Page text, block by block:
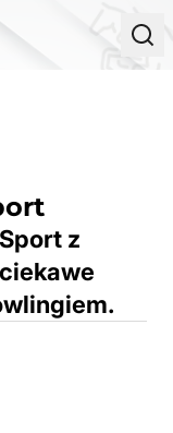
z